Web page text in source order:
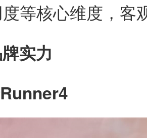
等核心维度，客
实力